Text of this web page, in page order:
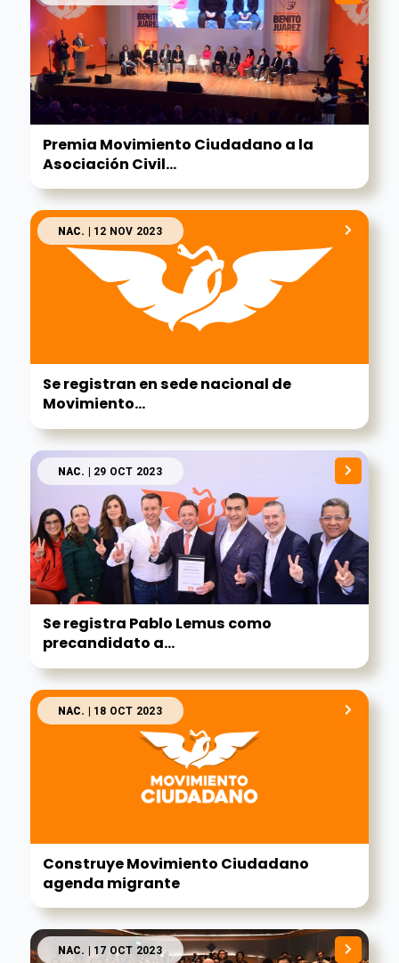
Premia Movimiento Ciudadano a la
Asociación Civil...
NAC. | 12 NOV 2023
Se registran en sede nacional de
Movimiento...
NAC. | 29 OCT 2023
Se registra Pablo Lemus como
precandidato a...
NAC. | 18 OCT 2023
Construye Movimiento Ciudadano
agenda migrante
NAC. | 17 OCT 2023